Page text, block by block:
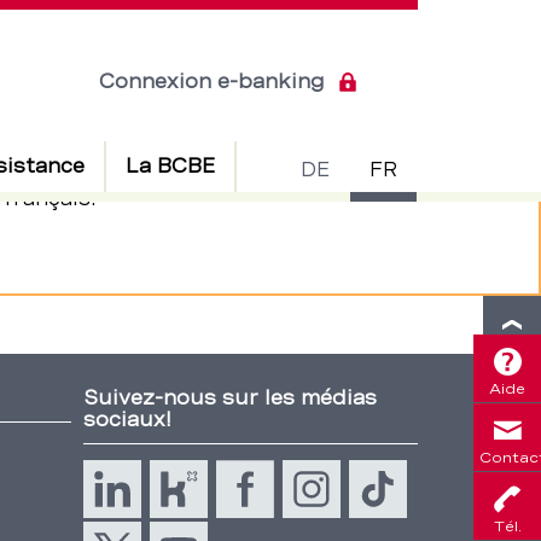
langue
DE FR
Connexion e-banking
La BCBE
Aide
Tél.
Suivez-nous sur les médias
sociaux!